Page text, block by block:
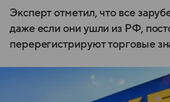
Эксперт отметил, что все
даже если они ушли из РФ,
перерегистрируют торговые